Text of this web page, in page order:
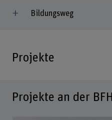
Bildungsweg
Projekte
Projekte an der BFH